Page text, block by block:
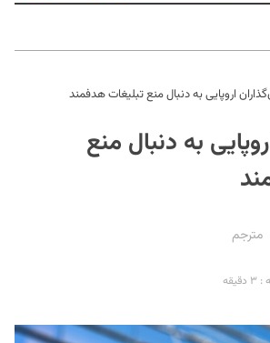
اروپایی به دنبال منع تبلیغات هدفمند
به دنبال منع
مترجم